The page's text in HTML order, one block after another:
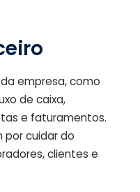
empresa, como
de caixa,
e faturamentos.
por cuidar do
clientes e